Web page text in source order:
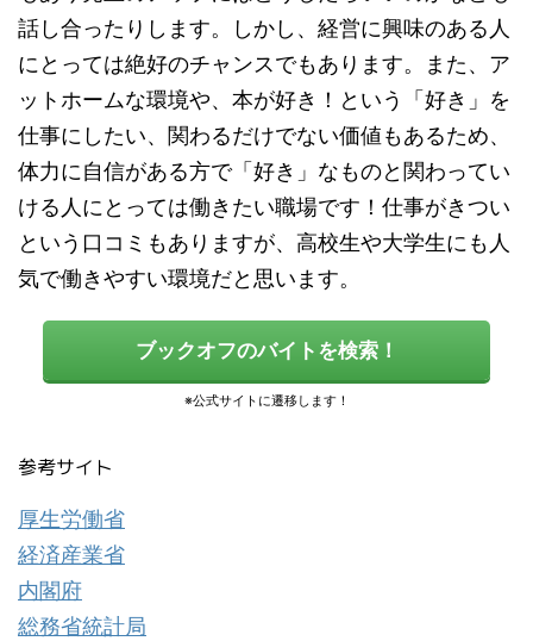
話し合ったりします。しかし、経営に興味のある人
にとっては絶好のチャンスでもあります。また、ア
ットホームな環境や、本が好き！という「好き」を
仕事にしたい、関わるだけでない価値もあるため、
体力に自信がある方で「好き」なものと関わってい
ける人にとっては働きたい職場です！仕事がきつい
という口コミもありますが、高校生や大学生にも人
気で働きやすい環境だと思います。
ブックオフのバイトを検索！
参考サイト
厚生労働省
経済産業省
内閣府
総務省統計局